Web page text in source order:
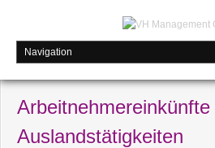
Arbeitnehmereinkünfte
Auslandstätigkeiten